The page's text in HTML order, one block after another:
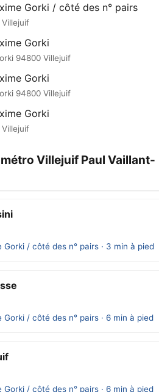
Gorki / côté des n° pairs
Gorki
94800 Villejuif
Gorki
94800 Villejuif
Gorki
Villejuif Paul Vaillant-
/ côté des n° pairs · 3 min à pied
/ côté des n° pairs · 6 min à pied
/ côté des n° pairs · 6 min à pied